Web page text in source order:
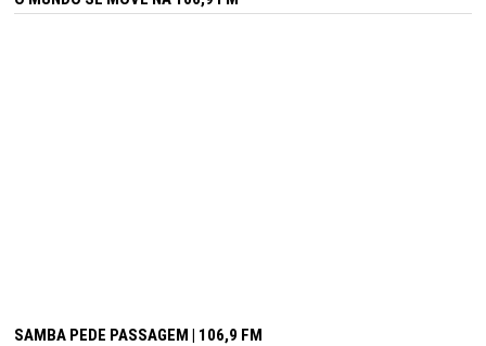
SAMBA PEDE PASSAGEM | 106,9 FM